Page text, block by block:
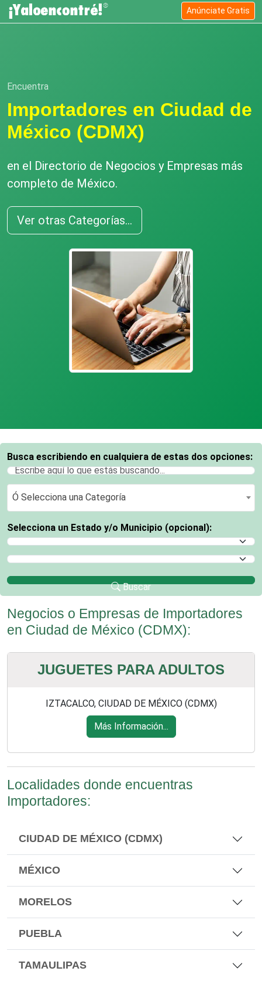
Anúnciate Gratis
Encuentra
Importadores en Ciudad de
México (CDMX)
en el Directorio de Negocios y Empresas más
completo de México.
Ver otras Categorías...
Busca escribiendo en cualquiera de estas dos opciones:
Ó Selecciona una Categoría
Ó Selecciona una Categoría
Selecciona un Estado y/o Municipio (opcional):
Selecciona un Estado
Selecciona un Municipio
Buscar
Negocios o Empresas de Importadores
en Ciudad de México (CDMX):
JUGUETES PARA ADULTOS
IZTACALCO, CIUDAD DE MÉXICO (CDMX)
Más Información...
Localidades donde encuentras
Importadores:
CIUDAD DE MÉXICO (CDMX)
MÉXICO
MORELOS
PUEBLA
TAMAULIPAS